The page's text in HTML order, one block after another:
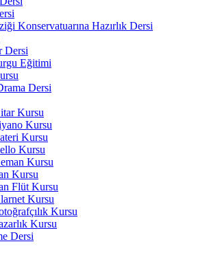
Konservatuarına Hazırlık Dersi
Dersi
Eğitimi
Dersi
Kursu
Kursu
Kursu
Kursu
Kursu
Kursu
Flüt Kursu
Kursu
Kursu
Kursu
Dersi